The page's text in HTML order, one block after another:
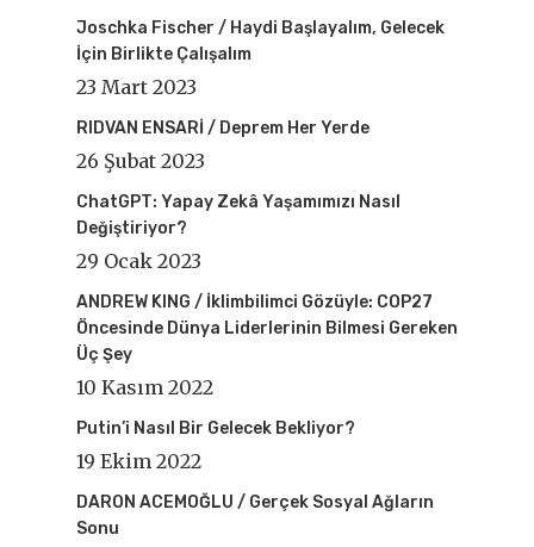
Joschka Fischer / Haydi Başlayalım, Gelecek
İçin Birlikte Çalışalım
23 Mart 2023
RIDVAN ENSARİ / Deprem Her Yerde
26 Şubat 2023
ChatGPT: Yapay Zekâ Yaşamımızı Nasıl
Değiştiriyor?
29 Ocak 2023
ANDREW KING / İklimbilimci Gözüyle: COP27
Öncesinde Dünya Liderlerinin Bilmesi Gereken
Üç Şey
10 Kasım 2022
Putin’i Nasıl Bir Gelecek Bekliyor?
19 Ekim 2022
DARON ACEMOĞLU / Gerçek Sosyal Ağların
Sonu